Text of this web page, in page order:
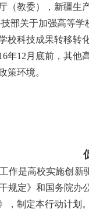
（教委），新疆生
关于加强高等学
校科技成果转移转
12月底前，其他
政策环境。
是高校实施创新
规定》和国务院
，制定本行动计划